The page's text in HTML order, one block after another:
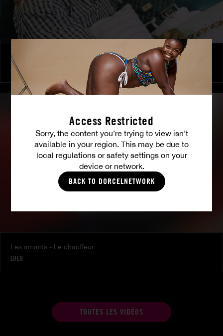
Access Restricted
Sorry, the content you’re trying to view isn’t
available in your region. This may be due to
local regulations or safety settings on your
device or network.
BACK TO DORCELNETWORK
Une bite pour deux filles
ANNE
Les amants - Le chauffeur
LULU
TOUTES LES VIDÉOS